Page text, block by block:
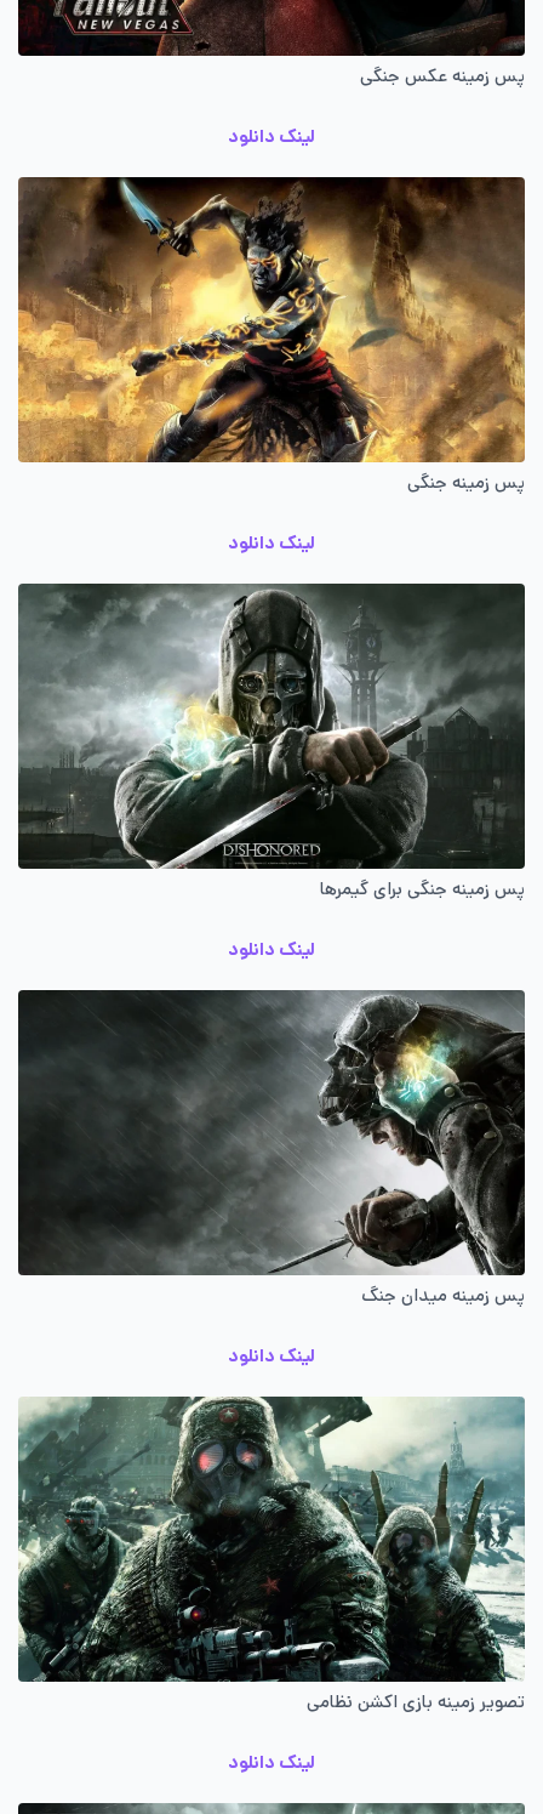
پس زمینه عکس جنگی
لینک دانلود
پس زمینه جنگی
لینک دانلود
پس زمینه جنگی برای گیمرها
لینک دانلود
پس زمینه میدان جنگ
لینک دانلود
تصویر زمینه بازی اکشن نظامی
لینک دانلود